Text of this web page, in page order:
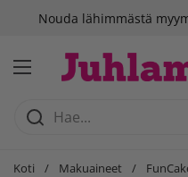
Siirry sisältöön
Nouda lähimmästä
Avaa valikko
Koti / Makuaineet /